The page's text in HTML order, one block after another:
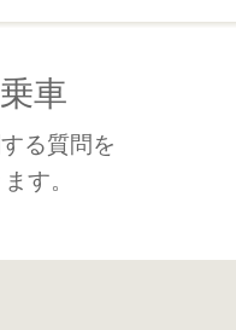
車
る質問を
す。
のご案内